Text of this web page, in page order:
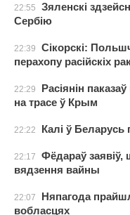
22:55
Зяленскі
Сербію
22:39
Сікорскі:
перахопу расійскіх
22:29
Расіянін
на трасе ў Крым
22:22 Калі ў
22:17
Фёдараў
вядзення вайны
22:07
Няпагода
вобласцях